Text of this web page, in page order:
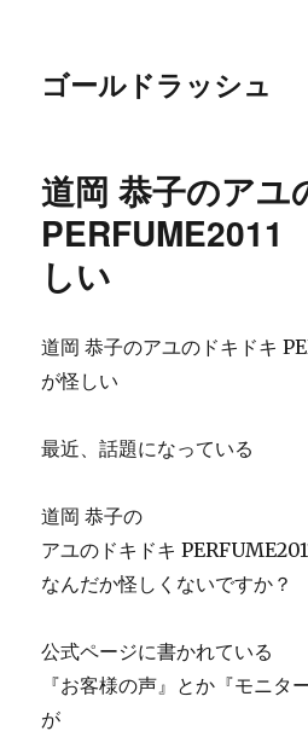
ゴールドラッシュ
道岡 恭子のアユ
しい
道岡 恭子のアユのドキドキ
が怪しい
最近、話題になっている
道岡 恭子の
アユのドキドキ
なんだか怪しくないですか？
公式ページに書かれている
『お客様の声』とか『モニタ
が